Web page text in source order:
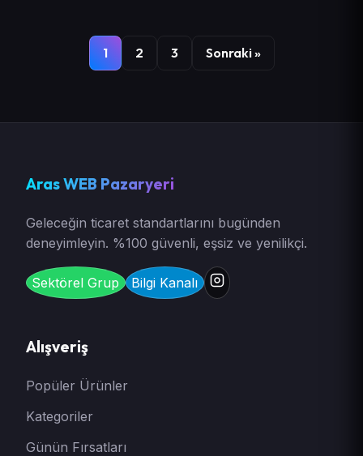
1 2 3 Sonraki »
Aras WEB Pazaryeri
Geleceğin ticaret standartlarını bugünden
deneyimleyin. %100 güvenli, eşsiz ve yenilikçi.
Sektörel Grup Bilgi Kanalı
Alışveriş
Popüler Ürünler
Kategoriler
Günün Fırsatları